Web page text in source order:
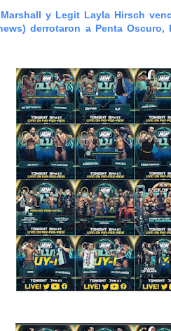
y Legit Layla Hirsch
derrotaron a Penta